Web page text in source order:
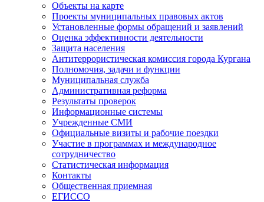
Объекты на карте
Проекты муниципальных правовых актов
Установленные формы обращений и заявлений
Оценка эффективности деятельности
Защита населения
Антитеррористическая комиссия города Кургана
Полномочия, задачи и функции
Муниципальная служба
Административная реформа
Результаты проверок
Информационные системы
Учрежденные СМИ
Официальные визиты и рабочие поездки
Участие в программах и международное
сотрудничество
Статистическая информация
Контакты
Общественная приемная
ЕГИССО